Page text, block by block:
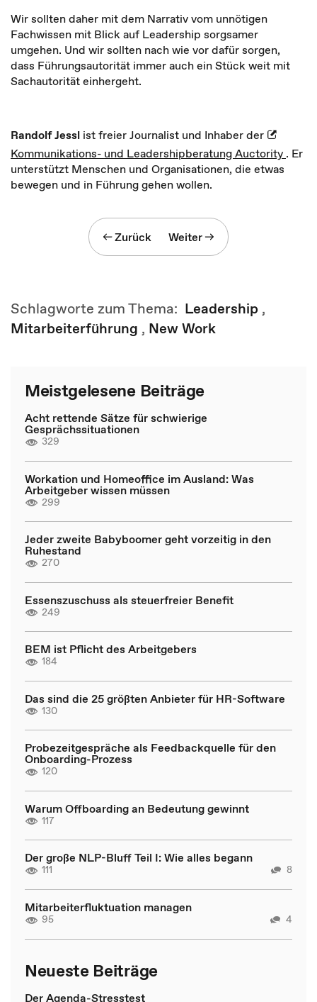
Wir sollten daher mit dem Narrativ vom unnötigen
Fachwissen mit Blick auf Leadership sorgsamer
umgehen. Und wir sollten nach wie vor dafür sorgen,
dass Führungsautorität immer auch ein Stück weit mit
Sachautorität einhergeht.
Randolf Jessl ist freier Journalist und Inhaber der
Kommunikations- und Leadershipberatung Auctority . Er
unterstützt Menschen und Organisationen, die etwas
bewegen und in Führung gehen wollen.
Zurück Weiter
Schlagworte zum Thema: Leadership ,
Mitarbeiterführung , New Work
Meistgelesene Beiträge
Acht rettende Sätze für schwierige
Gesprächssituationen
329
Workation und Homeoffice im Ausland: Was
Arbeitgeber wissen müssen
299
Jeder zweite Babyboomer geht vorzeitig in den
Ruhestand
270
Essenszuschuss als steuerfreier Benefit
249
BEM ist Pflicht des Arbeitgebers
184
Das sind die 25 größten Anbieter für HR-Software
130
Probezeitgespräche als Feedbackquelle für den
Onboarding-Prozess
120
Warum Offboarding an Bedeutung gewinnt
117
Der große NLP-Bluff Teil I: Wie alles begann
111 8
Mitarbeiterfluktuation managen
95 4
Neueste Beiträge
Der Agenda-Stresstest